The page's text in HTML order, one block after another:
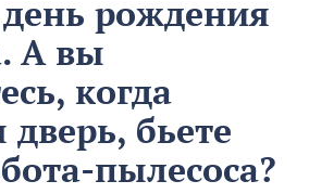
рождения
А вы
когда
бьете
пылесоса?